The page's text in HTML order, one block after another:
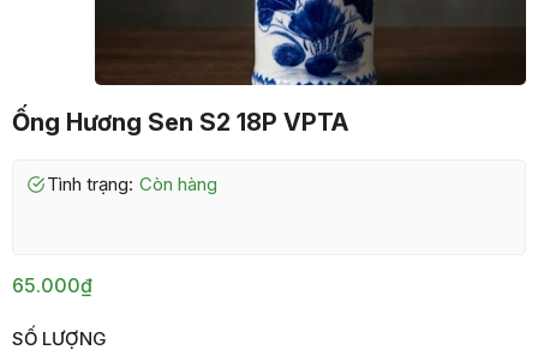
Ống Hương Sen S2 18P VPTA
Tình trạng: còn hàng
65.000₫
SỐ LƯỢNG